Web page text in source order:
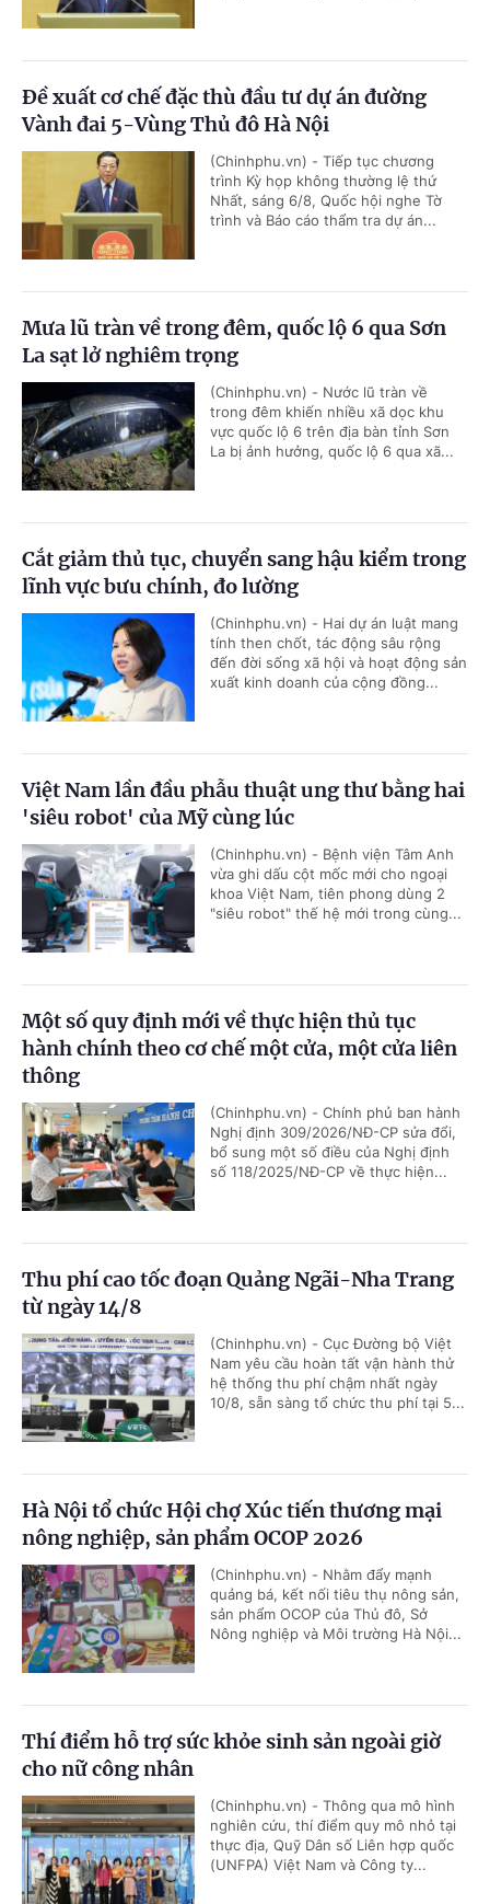
Đề xuất cơ chế đặc thù đầu tư dự án đường
Vành đai 5-Vùng Thủ đô Hà Nội
(Chinhphu.vn) - Tiếp tục chương
trình Kỳ họp không thường lệ thứ
Nhất, sáng 6/8, Quốc hội nghe Tờ
trình và Báo cáo thẩm tra dự án...
Mưa lũ tràn về trong đêm, quốc lộ 6 qua Sơn
La sạt lở nghiêm trọng
(Chinhphu.vn) - Nước lũ tràn về
trong đêm khiến nhiều xã dọc khu
vực quốc lộ 6 trên địa bàn tỉnh Sơn
La bị ảnh hưởng, quốc lộ 6 qua xã...
Cắt giảm thủ tục, chuyển sang hậu kiểm trong
lĩnh vực bưu chính, đo lường
(Chinhphu.vn) - Hai dự án luật mang
tính then chốt, tác động sâu rộng
đến đời sống xã hội và hoạt động sản
xuất kinh doanh của cộng đồng...
Việt Nam lần đầu phẫu thuật ung thư bằng hai
'siêu robot' của Mỹ cùng lúc
(Chinhphu.vn) - Bệnh viện Tâm Anh
vừa ghi dấu cột mốc mới cho ngoại
khoa Việt Nam, tiên phong dùng 2
"siêu robot" thế hệ mới trong cùng...
Một số quy định mới về thực hiện thủ tục
hành chính theo cơ chế một cửa, một cửa liên
thông
(Chinhphu.vn) - Chính phủ ban hành
Nghị định 309/2026/NĐ-CP sửa đổi,
bổ sung một số điều của Nghị định
số 118/2025/NĐ-CP về thực hiện...
Thu phí cao tốc đoạn Quảng Ngãi-Nha Trang
từ ngày 14/8
(Chinhphu.vn) - Cục Đường bộ Việt
Nam yêu cầu hoàn tất vận hành thử
hệ thống thu phí chậm nhất ngày
10/8, sẵn sàng tổ chức thu phí tại 5...
Hà Nội tổ chức Hội chợ Xúc tiến thương mại
nông nghiệp, sản phẩm OCOP 2026
(Chinhphu.vn) - Nhằm đẩy mạnh
quảng bá, kết nối tiêu thụ nông sản,
sản phẩm OCOP của Thủ đô, Sở
Nông nghiệp và Môi trường Hà Nội...
Thí điểm hỗ trợ sức khỏe sinh sản ngoài giờ
cho nữ công nhân
(Chinhphu.vn) - Thông qua mô hình
nghiên cứu, thí điểm quy mô nhỏ tại
thực địa, Quỹ Dân số Liên hợp quốc
(UNFPA) Việt Nam và Công ty...